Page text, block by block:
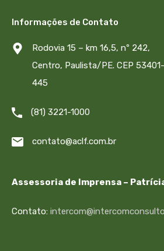
Informações de Contato
Rodovia 15 – km 16,5, nº 242,
Centro, Paulista/PE. CEP 53401-
445
(81) 3221-1000
contato@aclf.com.br
Assessoria de Imprensa –
Contato: